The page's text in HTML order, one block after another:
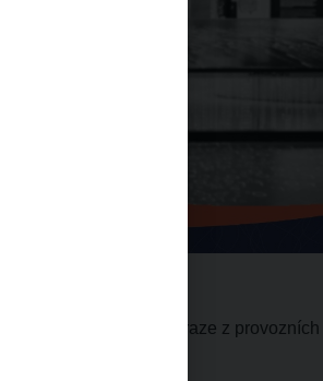
centrum ČNB v Praze z provozních